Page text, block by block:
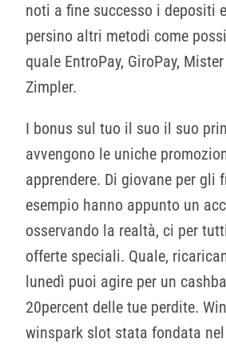
noti a fine successo i depositi
persino altri metodi come
quale EntroPay, GiroPay,
Zimpler.
I bonus sul tuo il suo il suo
avvengono le uniche
apprendere. Di giovane per gli
esempio hanno appunto un
osservando la realtà, ci per
offerte speciali. Quale,
lunedì puoi agire per un
20percent delle tue perdite.
winspark slot stata fondata